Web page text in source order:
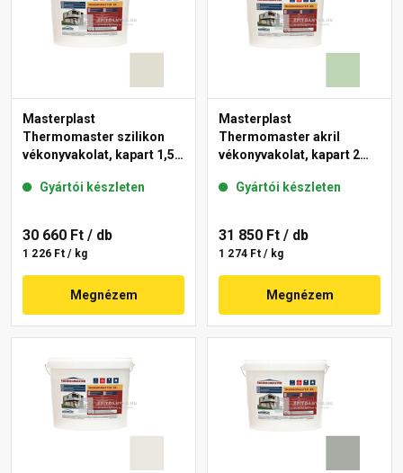
Masterplast
Thermomaster szilikon
vékonyvakolat, kapart 1,5
Gyártói készleten
30 660 Ft / db
1 226 Ft / kg
Megnézem
Masterplast
Thermomaster akril
vékonyvakolat, kapart 2
Gyártói készleten
31 850 Ft / db
1 274 Ft / kg
Megnézem